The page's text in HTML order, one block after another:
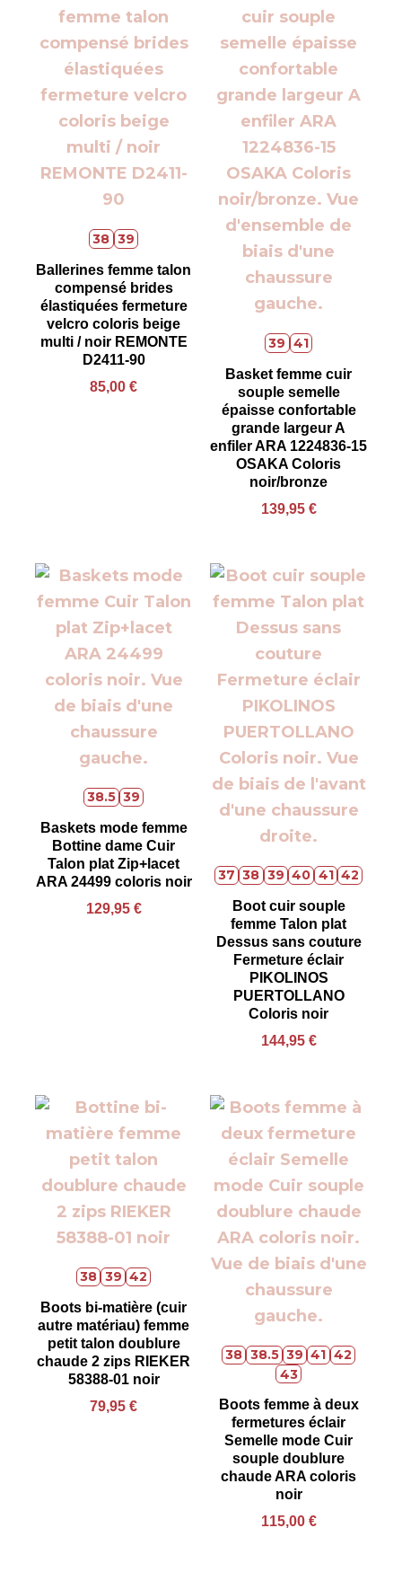
38 39
Ballerines femme talon
compensé brides
élastiquées fermeture
velcro coloris beige
multi / noir REMONTE
D2411-90
85,00 €
39 41
Basket femme cuir
souple semelle
épaisse confortable
grande largeur A
enfiler ARA 1224836-15
OSAKA Coloris
noir/bronze
139,95 €
38.5 39
Baskets mode femme
Bottine dame Cuir
Talon plat Zip+lacet
ARA 24499 coloris noir
129,95 €
37 38 39 40 41 42
Boot cuir souple
femme Talon plat
Dessus sans couture
Fermeture éclair
PIKOLINOS
PUERTOLLANO
Coloris noir
144,95 €
38 39 42
Boots bi-matière (cuir
autre matériau) femme
petit talon doublure
chaude 2 zips RIEKER
58388-01 noir
79,95 €
38 38.5 39 41 42
43
Boots femme à deux
fermetures éclair
Semelle mode Cuir
souple doublure
chaude ARA coloris
noir
115,00 €